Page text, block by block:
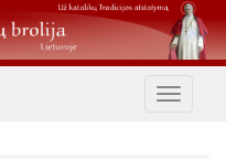
Toggle